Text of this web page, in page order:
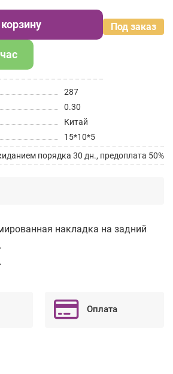
Под заказ
287
0.30
Китай
15*10*5
порядка 30 дн., предоплата 50%
накладка на задний
Оплата